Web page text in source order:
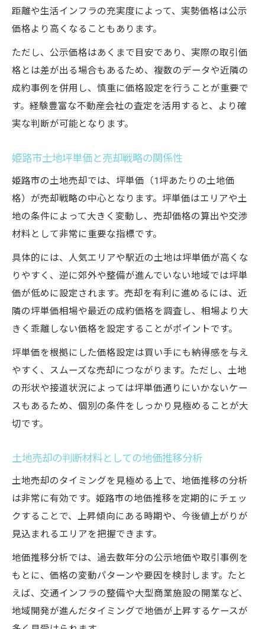
距離や生活インフラの充実度によって、実勢価格は公示
価格より高くなることもあります。
ただし、公示価格はあくまで目安であり、実際の取引価
格とは差が出る場合もあるため、複数のデータや近隣の
成約事例を併用し、慎重に価格設定を行うことが重要で
す。経験豊富な不動産会社の査定を活用すると、より確
実な判断が可能となります。
姫路市土地坪単価と売却戦略の関係性
姫路市の土地売却では、坪単価（1坪あたりの土地価
格）が売却戦略の中心となります。坪単価はエリアや土
地の条件によって大きく変動し、売却価格の算出や交渉
材料として非常に重要な指標です。
具体的には、人気エリアや駅近の土地は坪単価が高くな
りやすく、逆に郊外や整備が進んでいない地域では坪単
価が低めに設定されます。売却を有利に進めるには、近
隣の坪単価相場や最近の成約価格を調査し、相場より大
きく乖離しない価格を設定することがポイントです。
坪単価を根拠にした価格設定は買い手にも納得感を与え
やすく、スムーズな売却につながります。ただし、土地
の形状や接道状況によっては坪単価通りにいかないケー
スもあるため、個別の条件をしっかり見極めることが大
切です。
土地売却の判断材料としての地価推移分析
土地売却のタイミングを見極める上で、地価推移の分析
は非常に有効です。姫路市の地価推移を定期的にチェッ
クすることで、上昇傾向にある時期や、今後値上がりが
見込まれるエリアを把握できます。
地価推移分析では、過去数年分の公示地価や取引事例を
もとに、価格の変動パターンや要因を検討します。たと
えば、交通インフラの整備や大型商業施設の開業など、
地域開発が進んだタイミングで地価が上昇するケースが